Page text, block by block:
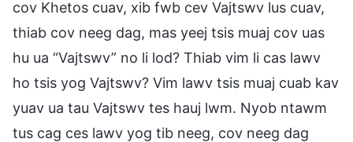
cov Khetos cuav, xib fwb cev Vajtswv lus cuav,
thiab cov neeg dag, mas yeej tsis muaj cov uas
hu ua “Vajtswv” no li lod? Thiab vim li cas lawv
ho tsis yog Vajtswv? Vim lawv tsis muaj cuab kav
yuav ua tau Vajtswv tes hauj lwm. Nyob ntawm
tus cag ces lawv yog tib neeg, cov neeg dag